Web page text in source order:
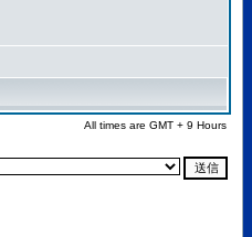
All times are GMT + 9 Hours